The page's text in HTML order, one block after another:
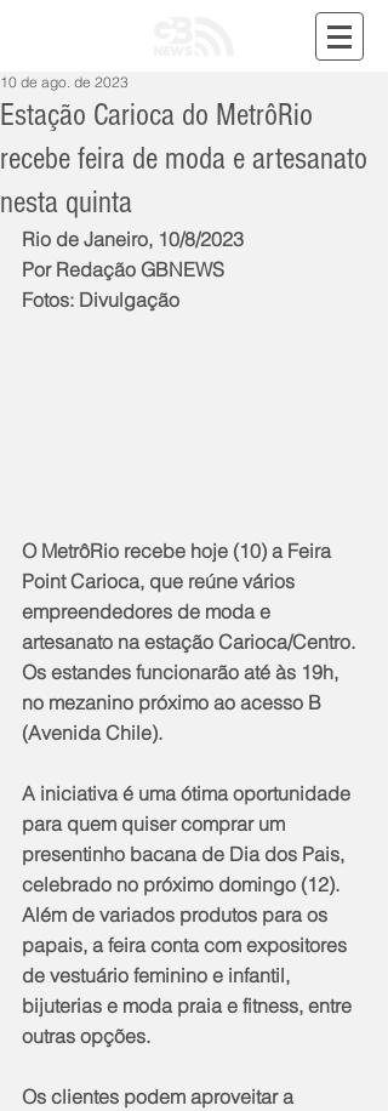
Estação Carioca do MetrôRio
recebe feira de moda e artesanato
nesta quinta
10 de ago. de 2023
Rio de Janeiro, 10/8/2023
Por Redação GBNEWS
Fotos: Divulgação
O MetrôRio recebe hoje (10) a Feira
Point Carioca, que reúne vários
empreendedores de moda e
artesanato na estação Carioca/Centro.
Os estandes funcionarão até às 19h,
no mezanino próximo ao acesso B
(Avenida Chile).
A iniciativa é uma ótima oportunidade
para quem quiser comprar um
presentinho bacana de Dia dos Pais,
celebrado no próximo domingo (12).
Além de variados produtos para os
papais, a feira conta com expositores
de vestuário feminino e infantil,
bijuterias e moda praia e fitness, entre
outras opções.
Os clientes podem aproveitar a